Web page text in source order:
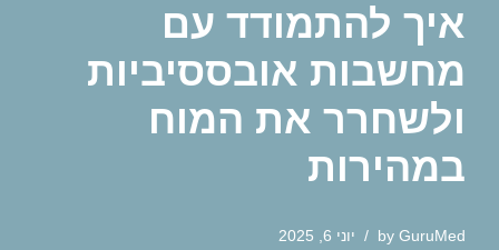
איך להתמודד עם
מחשבות אובססיביות
ולשחרר את המוח
במהירות
by GuruMed יוני 6, 2025